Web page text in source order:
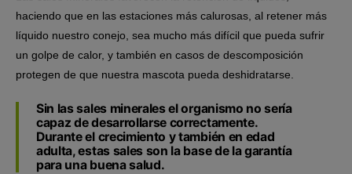
haciendo que en las estaciones más calurosas, al retener más
líquido nuestro conejo, sea mucho más difícil que pueda sufrir
un golpe de calor, y también en casos de descomposición
protegen de que nuestra mascota pueda deshidratarse.
Sin las sales minerales el organismo no sería
capaz de desarrollarse correctamente.
Durante el crecimiento y también en edad
adulta, estas sales son la base de la garantía
para una buena salud.